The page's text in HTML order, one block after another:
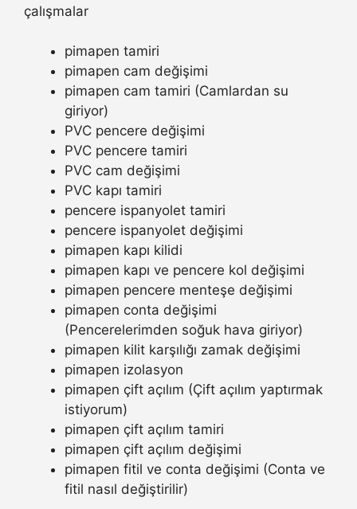
çalışmalar
pimapen tamiri
pimapen cam değişimi
pimapen cam tamiri (Camlardan su
giriyor)
PVC pencere değişimi
PVC pencere tamiri
PVC cam değişimi
PVC kapı tamiri
pencere ispanyolet tamiri
pencere ispanyolet değişimi
pimapen kapı kilidi
pimapen kapı ve pencere kol değişimi
pimapen pencere menteşe değişimi
pimapen conta değişimi
(Pencerelerimden soğuk hava giriyor)
pimapen kilit karşılığı zamak değişimi
pimapen izolasyon
pimapen çift açılım (Çift açılım yaptırmak
istiyorum)
pimapen çift açılım tamiri
pimapen çift açılım değişimi
pimapen fitil ve conta değişimi (Conta ve
fitil nasıl değiştirilir)